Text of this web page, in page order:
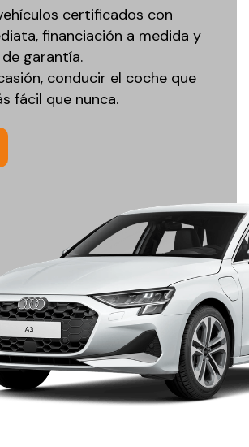
certificados con
financiación a medida y
garantía.
conducir el coche que
fácil que nunca.